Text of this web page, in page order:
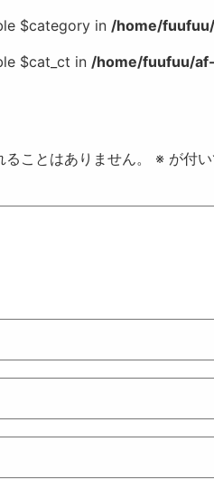
$category in /home/
$cat_ct in /home/fuufuu/
ことはありません。 ※ が付